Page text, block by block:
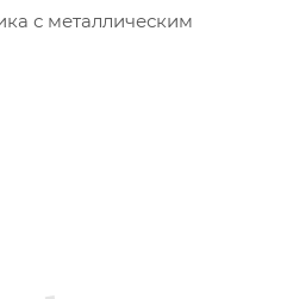
с металлическим